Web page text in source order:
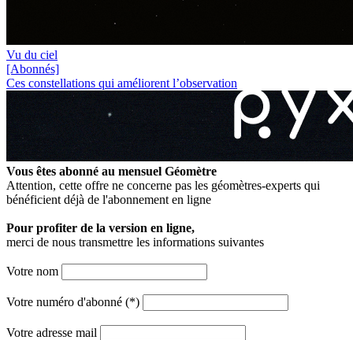
Vu du ciel
[Abonnés]
Ces constellations qui améliorent l’observation
Vous êtes abonné au mensuel Géomètre
Attention, cette offre ne concerne pas les géomètres-experts qui
bénéficient déjà de l'abonnement en ligne
Pour profiter de la version en ligne,
merci de nous transmettre les informations suivantes
Votre nom
Votre numéro d'abonné (*)
Votre adresse mail